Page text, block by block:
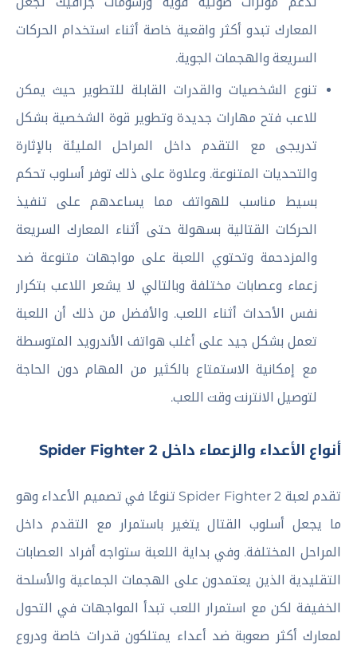
المعارك تبدو أكثر واقعية خاصة أثناء استخدام الحركات
السريعة والهجمات الجوية.
تنوع الشخصيات والقدرات القابلة للتطوير حيث يمكن
للاعب فتح مهارات جديدة وتطوير قوة الشخصية بشكل
تدريجى مع التقدم داخل المراحل المليئة بالإثارة
والتحديات المتنوعة. وعلاوة على ذلك توفر أسلوب تحكم
بسيط مناسب للهواتف مما يساعدهم على تنفيذ
الحركات القتالية بسهولة حتى أثناء المعارك السريعة
والمزدحمة وتحتوي اللعبة على مواجهات متنوعة ضد
زعماء وعصابات مختلفة وبالتالي لا يشعر اللاعب بتكرار
نفس الأحداث أثناء اللعب. والأفضل من ذلك أن اللعبة
تعمل بشكل جيد على أغلب هواتف الأندرويد المتوسطة
مع إمكانية الاستمتاع بالكثير من المهام دون الحاجة
لتوصيل الانترنت وقت اللعب.
أنواع الأعداء والزعماء داخل Spider Fighter 2
تقدم لعبة Spider Fighter 2 تنوعًا في تصميم الأعداء وهو
ما يجعل أسلوب القتال يتغير باستمرار مع التقدم داخل
المراحل المختلفة. وفي بداية اللعبة ستواجه أفراد العصابات
التقليدية الذين يعتمدون على الهجمات الجماعية والأسلحة
الخفيفة لكن مع استمرار اللعب تبدأ المواجهات في التحول
لمعارك أكثر صعوبة ضد أعداء يمتلكون قدرات خاصة ودروع